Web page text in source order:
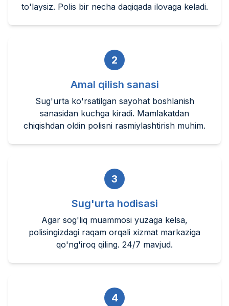
to'laysiz. Polis bir necha daqiqada ilovaga keladi.
2
Amal qilish sanasi
Sug'urta ko'rsatilgan sayohat boshlanish
sanasidan kuchga kiradi. Mamlakatdan
chiqishdan oldin polisni rasmiylashtirish muhim.
3
Sug'urta hodisasi
Agar sog'liq muammosi yuzaga kelsa,
polisingizdagi raqam orqali xizmat markaziga
qo'ng'iroq qiling. 24/7 mavjud.
4